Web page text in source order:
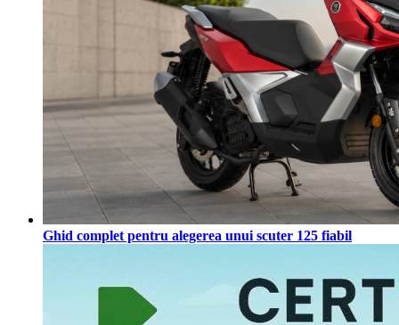
Ghid complet pentru alegerea unui scuter 125 fiabil